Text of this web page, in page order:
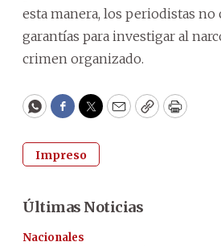
esta manera, los periodistas no
garantías para investigar al
crimen organizado.
WhatsApp
Facebook
Twitter
EmailCopyPrint
Impreso
Últimas Noticias
Nacionales